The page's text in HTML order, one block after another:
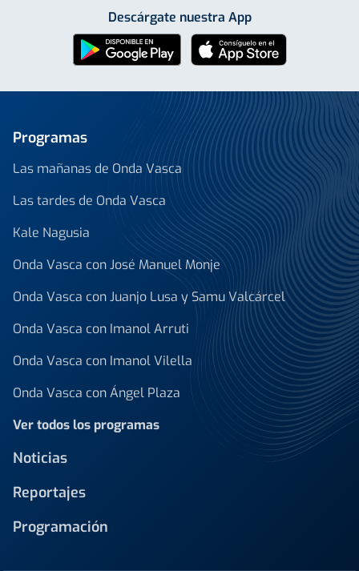
Descárgate nuestra App
Programas
Las mañanas de Onda Vasca
Las tardes de Onda Vasca
Kale Nagusia
Onda Vasca con José Manuel Monje
Onda Vasca con Juanjo Lusa y Samu Valcárcel
Onda Vasca con Imanol Arruti
Onda Vasca con Imanol Vilella
Onda Vasca con Ángel Plaza
Ver todos los programas
Noticias
Reportajes
Programación